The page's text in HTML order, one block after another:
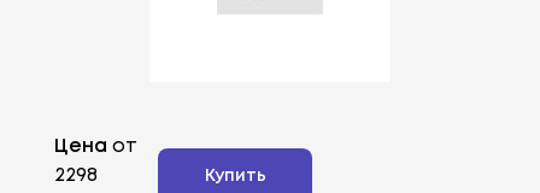
Цена от
2298
Купить